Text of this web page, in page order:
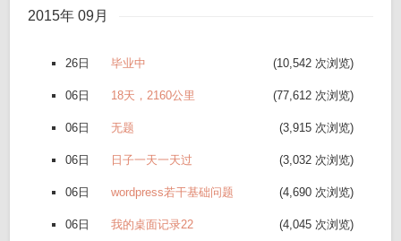
2015年 09月
26日 毕业中 (10,542 次浏览)
06日 18天，2160公里 (77,612 次浏览)
06日 无题 (3,915 次浏览)
06日 日子一天一天过 (3,032 次浏览)
06日 wordpress若干基础问题 (4,690 次浏览)
06日 我的桌面记录22 (4,045 次浏览)